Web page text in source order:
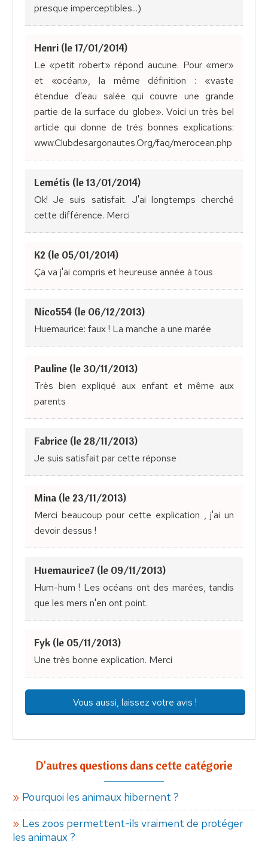
presque imperceptibles...)
Henri (le 17/01/2014)
Le «petit robert» répond aucune. Pour «mer»
et «océan», la même définition : «vaste
étendue d’eau salée qui couvre une grande
partie de la surface du globe». Voici un très bel
article qui donne de trés bonnes explications:
www.Clubdesargonautes.Org/faq/merocean.php
Lemétis (le 13/01/2014)
Ok! Je suis satisfait. J'ai longtemps cherché
cette différence. Merci
K2 (le 05/01/2014)
Ça va j'ai compris et heureuse année à tous
Nico554 (le 06/12/2013)
Huemaurice: faux ! La manche a une marée
Pauline (le 30/11/2013)
Très bien expliqué aux enfant et même aux
parents
Fabrice (le 28/11/2013)
Je suis satisfait par cette réponse
Mina (le 23/11/2013)
Merci beaucoup pour cette explication , j'ai un
devoir dessus !
Huemaurice7 (le 09/11/2013)
Hum-hum ! Les océans ont des marées, tandis
que les mers n'en ont point.
Fyk (le 05/11/2013)
Une très bonne explication. Merci
Vous aussi, laissez votre avis !
D'autres questions dans cette catégorie
Pourquoi les animaux hibernent ?
Les zoos permettent-ils vraiment de protéger
les animaux ?